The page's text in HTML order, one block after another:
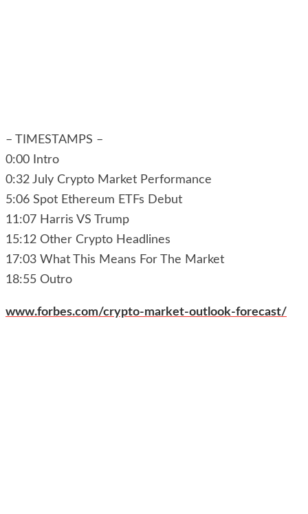
– TIMESTAMPS –
0:00 Intro
0:32 July Crypto Market Performance
5:06 Spot Ethereum ETFs Debut
11:07 Harris VS Trump
15:12 Other Crypto Headlines
17:03 What This Means For The Market
18:55 Outro
www.forbes.com/crypto-market-outlook-forecast/